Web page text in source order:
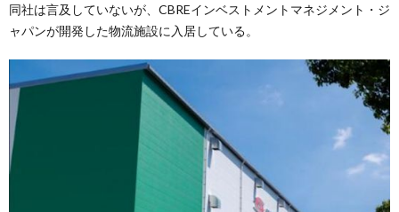
同社は言及していないが、CBREインベストメントマネジメント・ジ
ャパンが開発した物流施設に入居している。